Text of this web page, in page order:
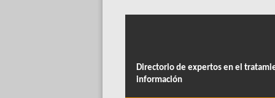
Directorio de expertos en el
información